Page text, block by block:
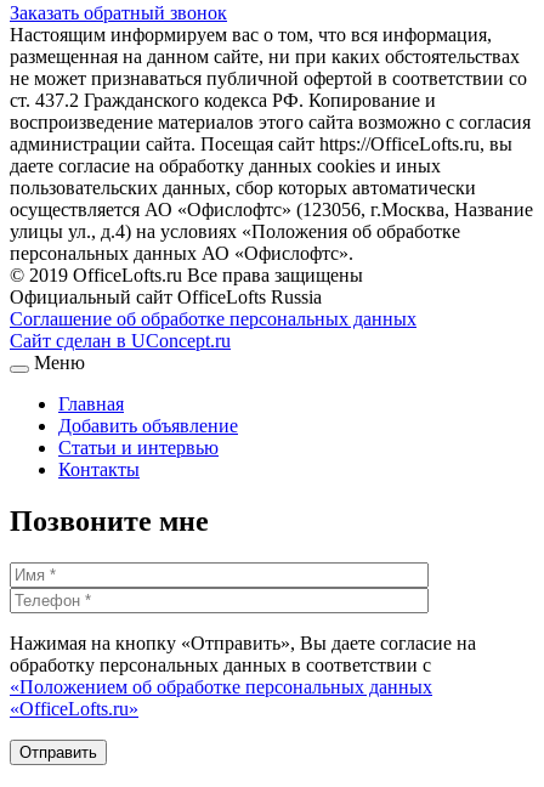
Заказать обратный звонок
Настоящим информируем вас о том, что вся информация,
размещенная на данном сайте, ни при каких обстоятельствах
не может признаваться публичной офертой в соответствии со
ст. 437.2 Гражданского кодекса РФ. Копирование и
воспроизведение материалов этого сайта возможно с согласия
администрации сайта. Посещая сайт https://OfficeLofts.ru, вы
даете согласие на обработку данных cookies и иных
пользовательских данных, сбор которых автоматически
осуществляется АО «Офислофтс» (123056, г.Москва, Название
улицы ул., д.4) на условиях «Положения об обработке
персональных данных АО «Офислофтс».
© 2019 OfficeLofts.ru Все права защищены
Официальный сайт OfficeLofts Russia
Соглашение об обработке персональных данных
Сайт сделан в UConcept.ru
Меню
Главная
Добавить объявление
Статьи и интервью
Контакты
Позвоните мне
Нажимая на кнопку «Отправить», Вы даете согласие на
обработку персональных данных в соответствии с
«Положением об обработке персональных данных
«OfficeLofts.ru»